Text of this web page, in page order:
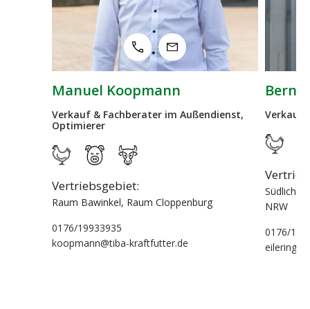
Außendienst,
Bernhard Eilering
Verkauf & Fachberater im Außendienst
Südliches Emsland, Grafschaft Bentheim,
NRW
0176/19933927
eilering@tiba-kraftfutter.de